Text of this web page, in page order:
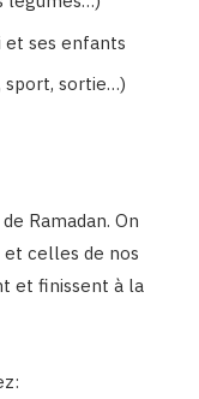
et ses enfants
sport, sortie…)
Ramadan. On
et celles de nos
et finissent à la